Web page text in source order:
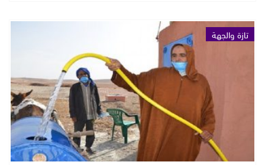
تازة والجهة